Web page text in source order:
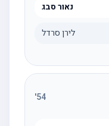
נאור סבג
לירן סרדל
54
'